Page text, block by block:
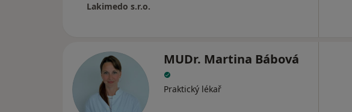
Lakimedo s.r.o.
MUDr. Martina Bábová
Praktický lékař